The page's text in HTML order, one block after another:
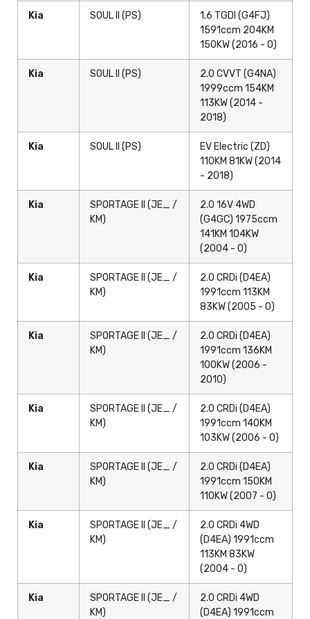
Kia SOUL II (PS)
1.6 TGDI (G4FJ)
1591ccm 204KM
150KW (2016 - 0)
Kia SOUL II (PS)
2.0 CVVT (G4NA)
1999ccm 154KM
113KW (2014 -
2018)
Kia SOUL II (PS)
EV Electric (ZD)
110KM 81KW (2014
- 2018)
Kia
SPORTAGE II (JE_ /
KM)
2.0 16V 4WD
(G4GC) 1975ccm
141KM 104KW
(2004 - 0)
Kia
SPORTAGE II (JE_ /
KM)
2.0 CRDi (D4EA)
1991ccm 113KM
83KW (2005 - 0)
Kia
SPORTAGE II (JE_ /
KM)
2.0 CRDi (D4EA)
1991ccm 136KM
100KW (2006 -
2010)
Kia
SPORTAGE II (JE_ /
KM)
2.0 CRDi (D4EA)
1991ccm 140KM
103KW (2006 - 0)
Kia
SPORTAGE II (JE_ /
KM)
2.0 CRDi (D4EA)
1991ccm 150KM
110KW (2007 - 0)
Kia
SPORTAGE II (JE_ /
KM)
2.0 CRDi 4WD
(D4EA) 1991ccm
113KM 83KW
(2004 - 0)
Kia
SPORTAGE II (JE_ /
KM)
2.0 CRDi 4WD
(D4EA) 1991ccm